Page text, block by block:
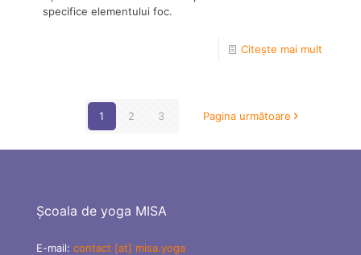
specifice elementului foc.
Citește mai mult
1 2 3 Pagina următoare
Școala de yoga MISA
E-mail: contact [at] misa.yoga